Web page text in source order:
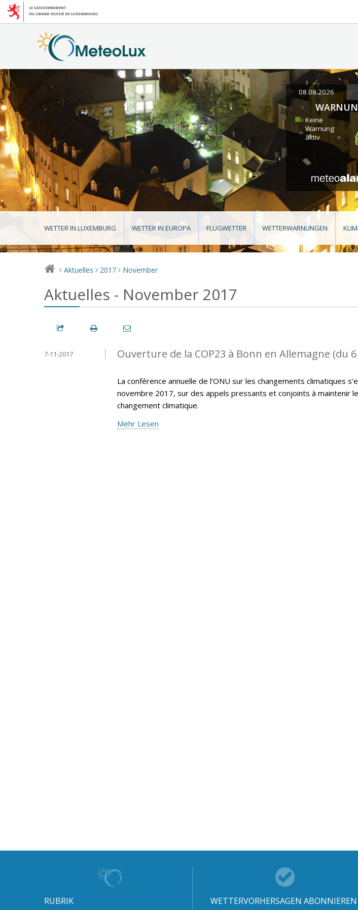
08.08.2026
Keine
Warnung
aktiv
WETTER IN LUXEMBURG WETTER IN EUROPA FLUGWETTER WETTERWARNUNGEN
> Aktuelles > 2017 > November
Aktuelles - November 2017
Ouverture de la COP23 à Bonn en Allemagne (du
7-11-2017
La conférence annuelle de l’ONU sur les changements climatiques
novembre 2017, sur des appels pressants et conjoints à maintenir
changement climatique.
Mehr Lesen
RUBRIK WETTERVORHERSAGEN ABONNIEREN